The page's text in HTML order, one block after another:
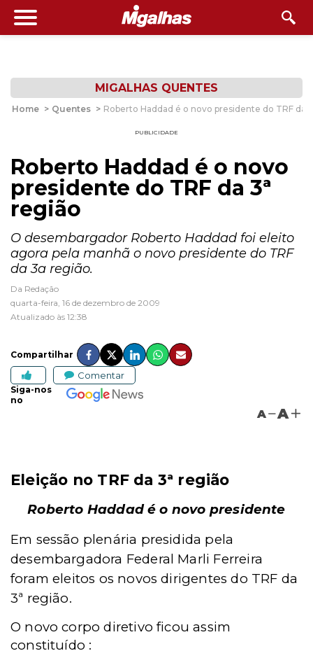
MIGALHAS QUENTES
Home > Quentes > Roberto Haddad é o novo presidente do TRF da
PUBLICIDADE
Roberto Haddad é o novo
presidente do TRF da 3ª
região
O desembargador Roberto Haddad foi eleito
agora pela manhã o novo presidente do TRF
da 3a região.
Da Redação
quarta-feira, 16 de dezembro de 2009
Atualizado às 12:38
Compartilhar
Comentar
Siga-nos
no
A A
Eleição no TRF da 3a região
Roberto Haddad é o novo presidente
Em sessão plenária presidida pela
desembargadora Federal Marli Ferreira
foram eleitos os novos dirigentes do TRF da
3ª região.
O novo corpo diretivo ficou assim
constituído :